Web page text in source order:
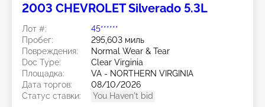
2003 CHEVROLET Silverado 5.3L
Лот #:
45******
Пробег:
295,603 миль
Повреждения:
Normal Wear & Tear
Doc Type:
Clear Virginia
Площадка:
VA - NORTHERN VIRGINIA
Дата торгов:
08/10/2026
Статус ставки:
You Haven't bid